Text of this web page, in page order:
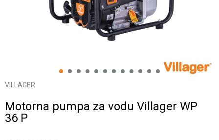
1 2 3 4 5 6 7 8 9 10 11 12
VILLAGER
Motorna pumpa za vodu Villager WP
36 P